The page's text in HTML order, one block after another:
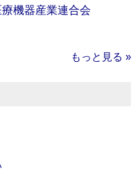
機器産業連合会
もっと見る »